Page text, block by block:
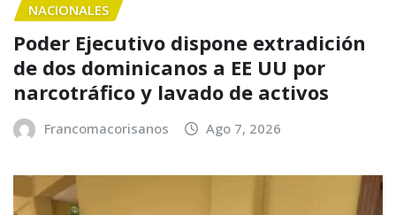
NACIONALES
Poder Ejecutivo dispone extradición
de dos dominicanos a EE UU por
narcotráfico y lavado de activos
Francomacorisanos Ago 7, 2026